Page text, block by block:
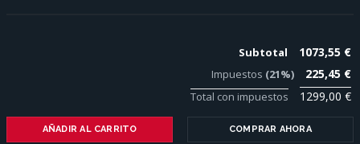
Subtotal 1073,55 €
Impuestos (21%) 225,45 €
Total con impuestos 1299,00 €
AÑADIR AL CARRITO COMPRAR AHORA